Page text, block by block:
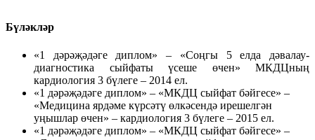
Бүләкләр
«1 дәрәҗәдәге диплом» – «Соңгы 5 елда дәвалау-
диагностика сыйфаты үсеше өчен» МКДЦның
кардиология 3 бүлеге – 2014 ел.
«1 дәрәҗәдәге диплом» – «МКДЦ сыйфат бәйгесе» –
«Медицина ярдәме күрсәтү өлкәсендә ирешелгән
уңышлар өчен» – кардиология 3 бүлеге – 2015 ел.
«1 дәрәҗәдәге диплом» – «МКДЦ сыйфат бәйгесе» –